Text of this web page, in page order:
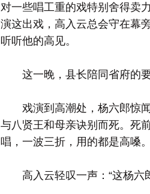
对一些唱工重的戏特别舍得卖
演这出戏，高入云总会守在幕
听听他的高见。
这一晚，县长陪同省府的要
戏演到高潮处，杨六郎惊闻
与八贤王和母亲诀别而死。死
唱，一波三折，用的都是高嗓。
高入云轻叹一声：“这杨六